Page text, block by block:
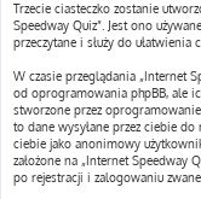
Trzecie ciasteczko zostanie
Speedway Quiz”. Jest ono
przeczytane i służy do ułatwienia
W czasie przeglądania „Internet
od oprogramowania phpBB, ale
stworzone przez
to dane wysyłane przez ciebie
ciebie jako anonimowy
założone na „Internet Speedway
po rejestracji i zalogowaniu